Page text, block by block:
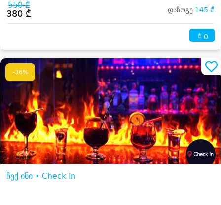
550 ₾
380 ₾ დაზოგე 145 ₾
0
-36%
ჩექ ინი • Check in